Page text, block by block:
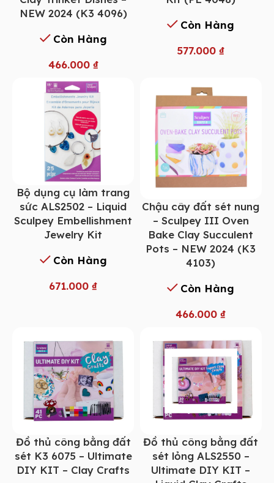
NEW 2024 (K3 4096)
Còn Hàng
466.000 ₫
Còn Hàng
577.000₫
Bộ dụng cụ làm trang
sức ALS2502 – Liquid
Sculpey Embellishment
Jewelry Kit
Còn Hàng
671.000 ₫
Chậu cây đất sét nung
– Sculpey III Oven
Bake Clay Succulent
Pots – NEW 2024 (K3
4103)
Còn Hàng
466.000₫
Đồ thủ công bằng đất
sét K3 6075 – Ultimate
DIY KIT – Clay Crafts
Đồ thủ công bằng đất
sét lỏng ALS2550 –
Ultimate DIY KIT –